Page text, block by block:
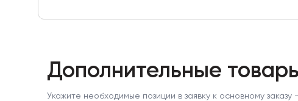
Дополнительные
Укажите необходимые позиции в заявку к основному